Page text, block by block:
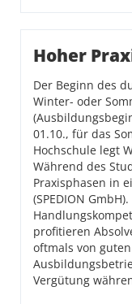
Hoher
Der Beginn des
Winter- oder
01.10., für das
Hochschule legt
Während des
Praxisphasen in
(SPEDION
profitieren
oftmals von
Vergütung